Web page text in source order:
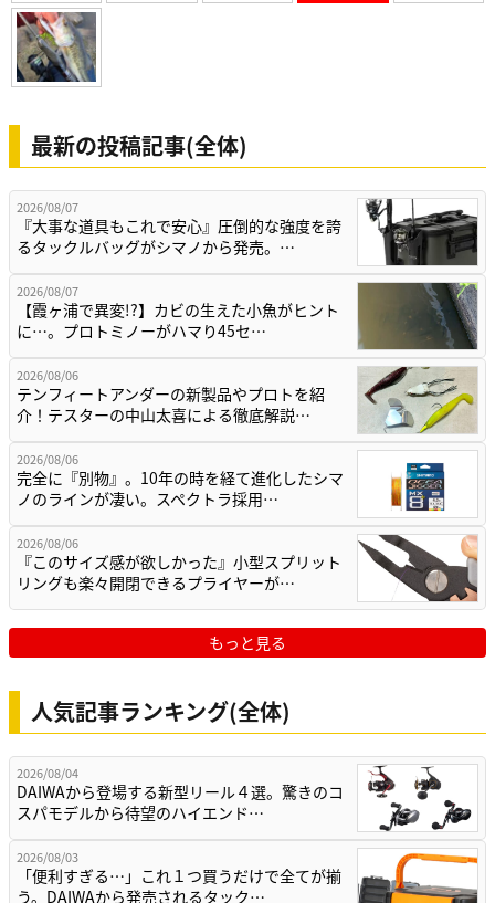
最新の投稿記事(全体)
2026/08/07
『大事な道具もこれで安心』圧倒的な強度を誇
るタックルバッグがシマノから発売。…
2026/08/07
【霞ヶ浦で異変!?】カビの生えた小魚がヒント
に…。プロトミノーがハマり45セ…
2026/08/06
テンフィートアンダーの新製品やプロトを紹
介！テスターの中山太喜による徹底解説…
2026/08/06
完全に『別物』。10年の時を経て進化したシマ
ノのラインが凄い。スペクトラ採用…
2026/08/06
『このサイズ感が欲しかった』小型スプリット
リングも楽々開閉できるプライヤーが…
もっと見る
人気記事ランキング(全体)
2026/08/04
DAIWAから登場する新型リール４選。驚きのコ
スパモデルから待望のハイエンド…
2026/08/03
「便利すぎる…」これ１つ買うだけで全てが揃
う。DAIWAから発売されるタック…